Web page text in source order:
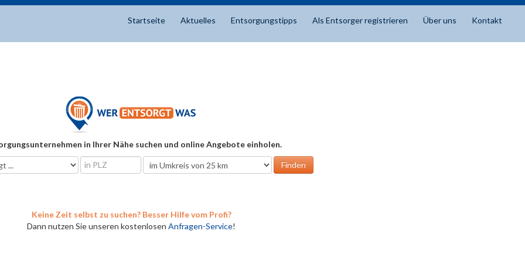
Startseite Aktuelles Entsorgungstipps Als Entsorger registrieren Über uns Kontakt
in Ihrer Nähe suchen und online Angebote einholen.
Keine Zeit selbst zu suchen? Besser Hilfe vom Profi?
Dann nutzen Sie unseren kostenlosen Anfragen-Service!